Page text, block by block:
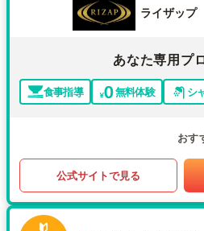
ライザップ
あなた専用プ
食事指導 無料体験 シ
おす
公式サイトで見る